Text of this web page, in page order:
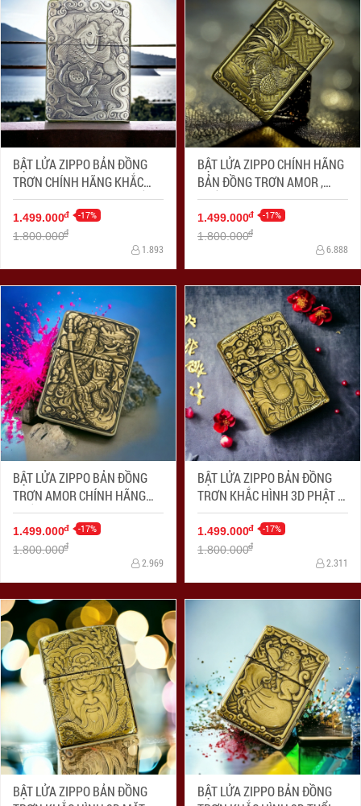
BẬT LỬA ZIPPO BẢN ĐỒNG
TRƠN CHÍNH HÃNG KHẮC
HÌNH 3D CÁ CHÉP SIÊU SẮC
NÉT
1.499.000đ -17%
1.800.000đ
1.893
BẬT LỬA ZIPPO CHÍNH HÃNG
BẢN ĐỒNG TRƠN AMOR ,
KHẮC 3D HÌNH CON GÀ
TRỐNG
1.499.000đ -17%
1.800.000đ
6.888
BẬT LỬA ZIPPO BẢN ĐỒNG
TRƠN AMOR CHÍNH HÃNG
KHẮC HÌNH 3D QUAN CÔNG
SIÊU SẮC NÉT
1.499.000đ -17%
1.800.000đ
2.969
BẬT LỬA ZIPPO BẢN ĐỒNG
TRƠN KHẮC HÌNH 3D PHẬT DI
LẠC
1.499.000đ -17%
1.800.000đ
2.311
BẬT LỬA ZIPPO BẢN ĐỒNG
BẬT LỬA ZIPPO BẢN ĐỒNG